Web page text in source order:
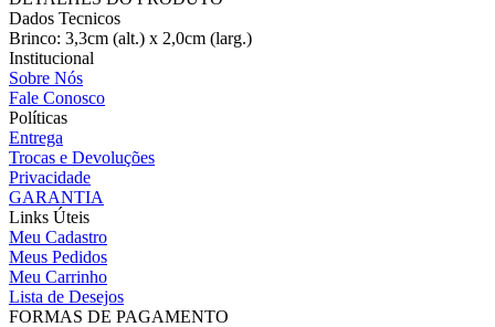
Dados Tecnicos
Brinco: 3,3cm (alt.) x 2,0cm (larg.)
Institucional
Sobre Nós
Fale Conosco
Políticas
Entrega
Trocas e Devoluções
Privacidade
GARANTIA
Links Úteis
Meu Cadastro
Meus Pedidos
Meu Carrinho
Lista de Desejos
FORMAS DE PAGAMENTO